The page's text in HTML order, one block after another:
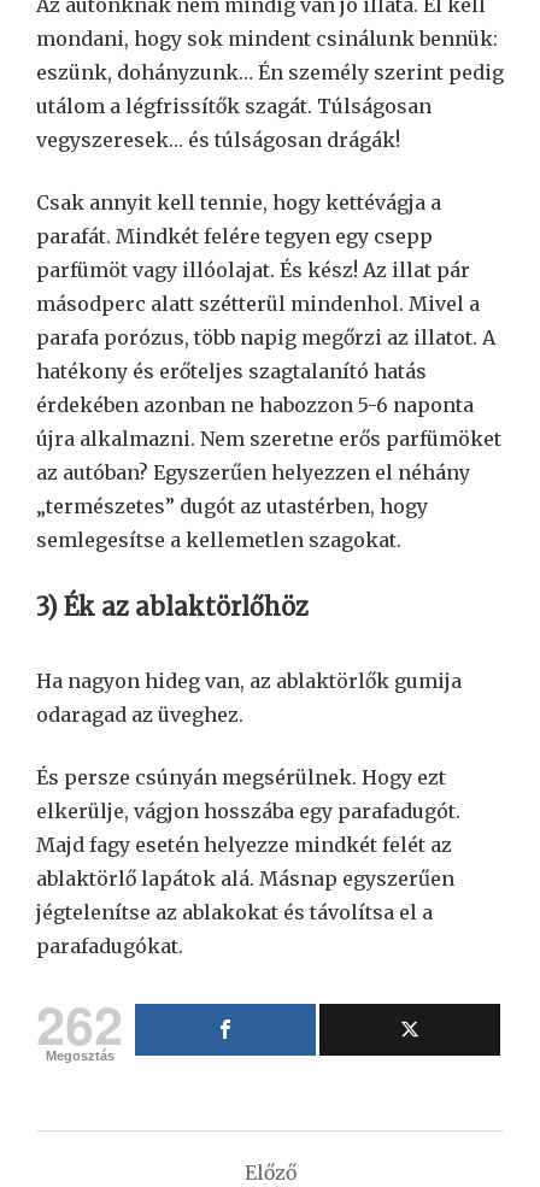
mondani, hogy sok mindent csinálunk bennük:
eszünk, dohányzunk… Én személy szerint pedig
utálom a légfrissítők szagát. Túlságosan
vegyszeresek… és túlságosan drágák!
Csak annyit kell tennie, hogy kettévágja a
parafát. Mindkét felére tegyen egy csepp
parfümöt vagy illóolajat. És kész! Az illat pár
másodperc alatt szétterül mindenhol. Mivel a
parafa porózus, több napig megőrzi az illatot. A
hatékony és erőteljes szagtalanító hatás
érdekében azonban ne habozzon 5-6 naponta
újra alkalmazni. Nem szeretne erős parfümöket
az autóban? Egyszerűen helyezzen el néhány
„természetes” dugót az utastérben, hogy
semlegesítse a kellemetlen szagokat.
3) Ék az ablaktörlőhöz
Ha nagyon hideg van, az ablaktörlők gumija
odaragad az üveghez.
És persze csúnyán megsérülnek. Hogy ezt
elkerülje, vágjon hosszába egy parafadugót.
Majd fagy esetén helyezze mindkét felét az
ablaktörlő lapátok alá. Másnap egyszerűen
jégtelenítse az ablakokat és távolítsa el a
parafadugókat.
262
Megosztás
Előző